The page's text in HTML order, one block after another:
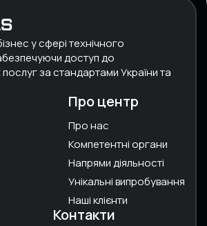
у сфері технічного
доступ до
послуг за стандартами України та
Про центр
Про нас
Компетентні органи
Напрями діяльності
Унікальні випробування
Наші клієнти
Контакти